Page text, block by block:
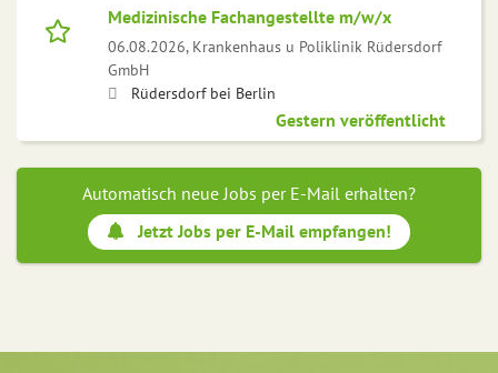
Medizinische Fachangestellte m/w/x
06.08.2026, Krankenhaus u Poliklinik Rüdersdorf
GmbH
Rüdersdorf bei Berlin
Gestern veröffentlicht
Automatisch neue Jobs per E-Mail erhalten?
Jetzt Jobs per E-Mail empfangen!